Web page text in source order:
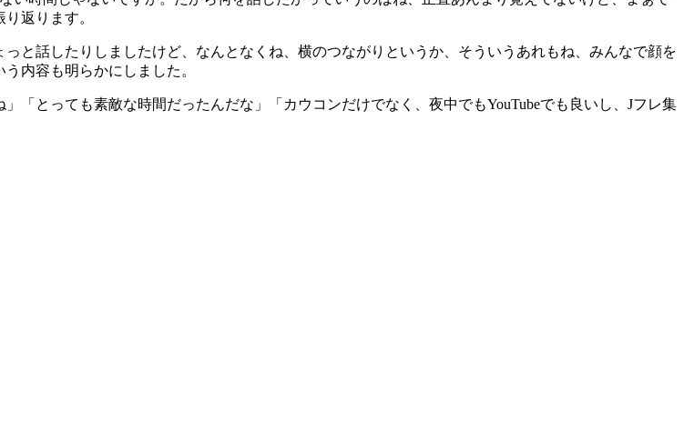
返ります。
と話したりしましたけど、なんとなくね、横のつながりというか、そういうあれもね、みんなで顔を
内容も明らかにしました。
「とっても素敵な時間だったんだな」「カウコンだけでなく、夜中でもYouTubeでも良いし、Jフレ集